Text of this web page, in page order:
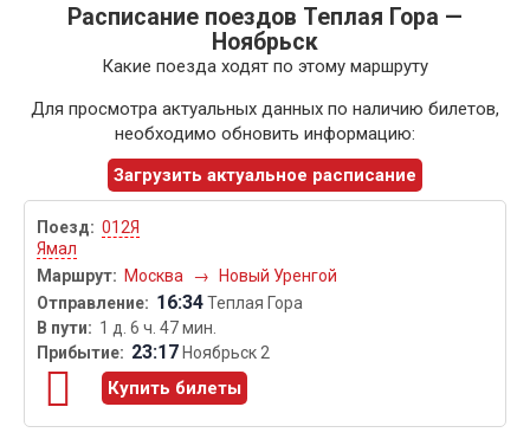
Расписание поездов Теплая Гора —
Ноябрьск
Какие поезда ходят по этому маршруту
Для просмотра актуальных данных по наличию билетов,
необходимо обновить информацию:
Загрузить актуальное расписание
012Я
Ямал
Москва
→ Новый Уренгой
16:34Теплая Гора
1 д. 6 ч. 47 мин.
23:17 Ноябрьск 2
Купить билеты